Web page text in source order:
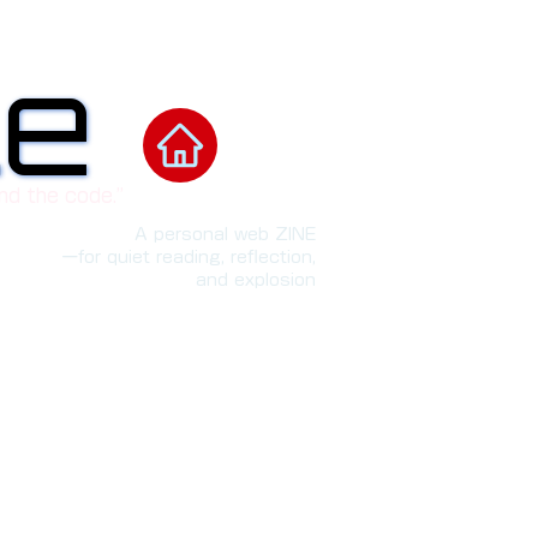
A personal web ZINE
ーfor quiet reading, reflection,
and explosion